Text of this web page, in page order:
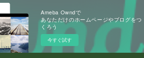
Ameba Owndで
あなただけのホームページやブログをつ
くろう
今すぐ試す